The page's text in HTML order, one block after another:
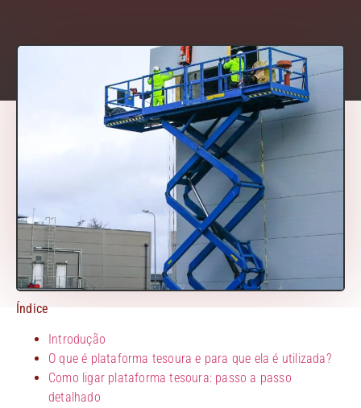
Índice
Introdução
O que é plataforma tesoura e para que ela é utilizada?
Como ligar plataforma tesoura: passo a passo
detalhado